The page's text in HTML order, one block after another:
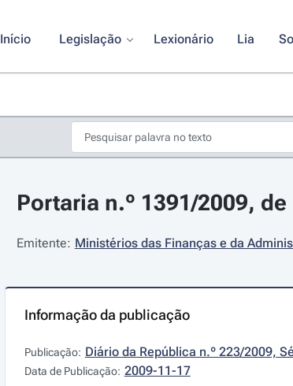
Início Legislação Lexionário Lia
Portaria n.º 1391/2009,
Emitente: Ministérios das Finanças e da
Informação da publicação
Publicação: Diário da República n.º 223/2009,
Data de Publicação: 2009-11-17